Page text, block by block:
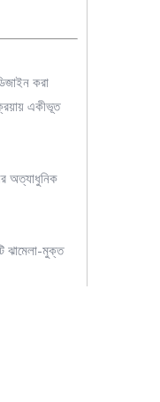
করা
একীভূত
অত্যাধুনিক
ঝামেলা-মুক্ত